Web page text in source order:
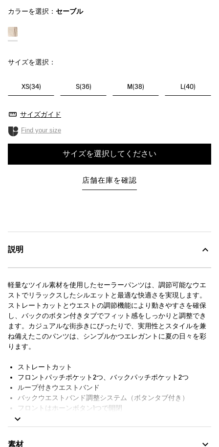
カラーを選択： セーブル
サイズを選択：
XS(34) S(36) M(38) L(40)
サイズガイド
Find your size
サイズを選択してください
店舗在庫を確認
説明
軽量なツイル素材を使用したセーラーパンツは、調節可能なウエ
ストでリラックスしたシルエットと最適な快適さを実現します。
ストレートカットとウエストの調節機能により動きやすさを確保
し、バックのボタン付きタブでフィット感をしっかりと調整でき
ます。カジュアルな街歩きにぴったりで、実用性とスタイルを兼
ね備えたこのパンツは、シンプルかつエレガントに夏の日々を彩
ります。
ストレートカット
フロントパッチポケット2つ、バックパッチポケット2つ
ループ付きウエストバンド
バックウエストバンド調整システム（ボタンタブ付き）
フロントはホーンボタン1つで開閉
メタルジップフライ
バック右パッチポケットにバードロゴステッチ
素材